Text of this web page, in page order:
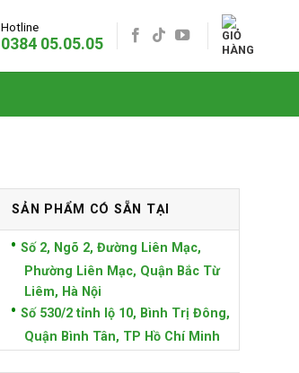
Hotline
0384 05.05.05
SẢN PHẨM CÓ SẴN TẠI
Số 2, Ngõ 2, Đường Liên Mạc,
Phường Liên Mạc, Quận Bắc Từ
Liêm, Hà Nội
Số 530/2 tỉnh lộ 10, Bình Trị Đông,
Quận Bình Tân, TP Hồ Chí Minh